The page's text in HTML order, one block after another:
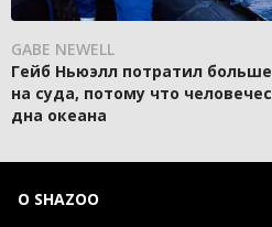
GABE NEWELL
Гейб Ньюэлл потратил
на суда, потому что
дна океана
О SHAZOO